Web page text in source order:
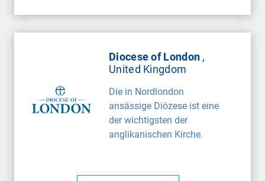
Diocese of London ,
United Kingdom
Die in Nordlondon
ansässige Diözese ist eine
der wichtigsten der
anglikanischen Kirche.